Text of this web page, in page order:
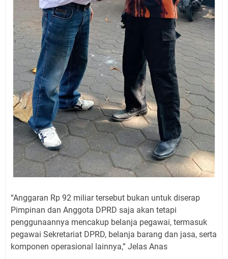
“Anggaran Rp 92 miliar tersebut bukan untuk diserap
Pimpinan dan Anggota DPRD saja akan tetapi
penggunaannya mencakup belanja pegawai, termasuk
pegawai Sekretariat DPRD, belanja barang dan jasa, serta
komponen operasional lainnya,” Jelas Anas